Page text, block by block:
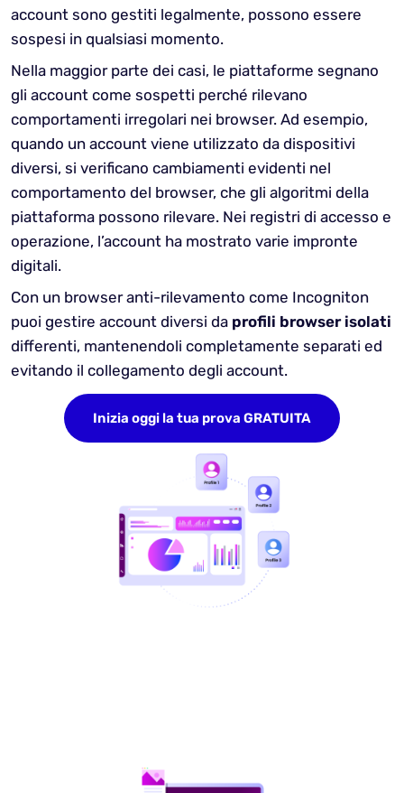
account sono gestiti legalmente, possono essere
sospesi in qualsiasi momento.
Nella maggior parte dei casi, le piattaforme segnano
gli account come sospetti perché rilevano
comportamenti irregolari nei browser. Ad esempio,
quando un account viene utilizzato da dispositivi
diversi, si verificano cambiamenti evidenti nel
comportamento del browser, che gli algoritmi della
piattaforma possono rilevare. Nei registri di accesso e
operazione, l’account ha mostrato varie impronte
digitali.
Con un browser anti-rilevamento come Incogniton
puoi gestire account diversi da profili browser isolati
differenti, mantenendoli completamente separati ed
evitando il collegamento degli account.
Inizia oggi la tua prova GRATUITA